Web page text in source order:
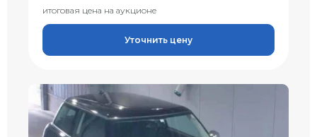
итоговая цена на аукционе
Уточнить цену